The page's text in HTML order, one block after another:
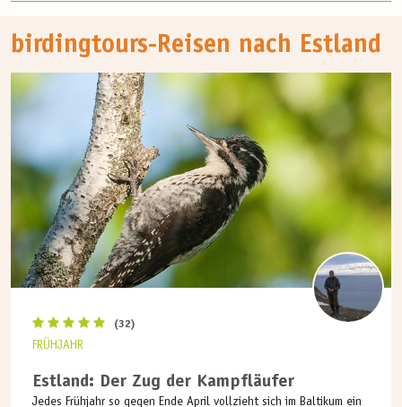
birdingtours-Reisen nach Estland
(32)
FRÜHJAHR
Estland: Der Zug der Kampfläufer
Jedes Frühjahr so gegen Ende April vollzieht sich im Baltikum ein